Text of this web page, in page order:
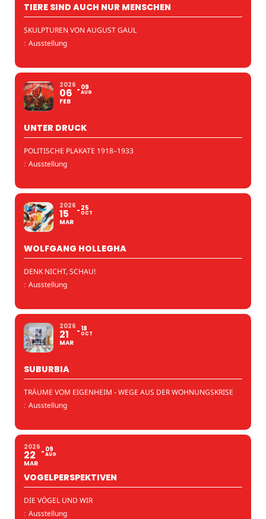
TIERE SIND AUCH NUR MENSCHEN
SKULPTUREN VON AUGUST GAUL
: Ausstellung
2026
06
FEB
09
AUG
UNTER DRUCK
POLITISCHE PLAKATE 1918–1933
: Ausstellung
2026
15
MAR
25
OCT
WOLFGANG HOLLEGHA
DENK NICHT, SCHAU!
: Ausstellung
2026
21
MAR
18
OCT
SUBURBIA
TRÄUME VOM EIGENHEIM - WEGE AUS DER WOHNUNGSKRISE
: Ausstellung
2026
22
MAR
09
AUG
VOGELPERSPEKTIVEN
DIE VÖGEL UND WIR
: Ausstellung